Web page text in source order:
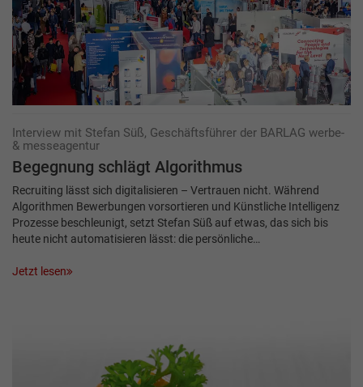
Interview mit Stefan Süß, Geschäftsführer der BARLAG werbe-
& messeagentur
Begegnung schlägt Algorithmus
Recruiting lässt sich digitalisieren – Vertrauen nicht. Während
Algorithmen Bewerbungen vorsortieren und Künstliche Intelligenz
Prozesse beschleunigt, setzt Stefan Süß auf etwas, das sich bis
heute nicht automatisieren lässt: die persönliche…
Jetzt lesen